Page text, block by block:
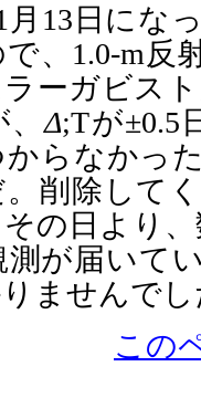
月13日にな
、1.0-m反
ーガビス
、Δ;Tが±0.5
らなかっ
削除して
の日より
が届いて
ませんで
この